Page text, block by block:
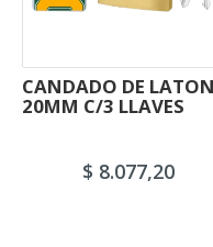
CANDADO DE LATON
20MM C/3 LLAVES
$ 8.077,20